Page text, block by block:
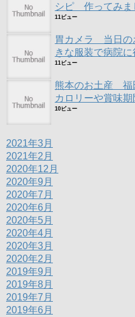
シピ 作ってみま
11ビュー
胃カメラ 当日の
きな服装で病院に
11ビュー
熊本のお土産 福
カロリーや賞味
10ビュー
2021年3月
2021年2月
2020年12月
2020年9月
2020年7月
2020年6月
2020年5月
2020年4月
2020年3月
2020年2月
2019年9月
2019年8月
2019年7月
2019年6月